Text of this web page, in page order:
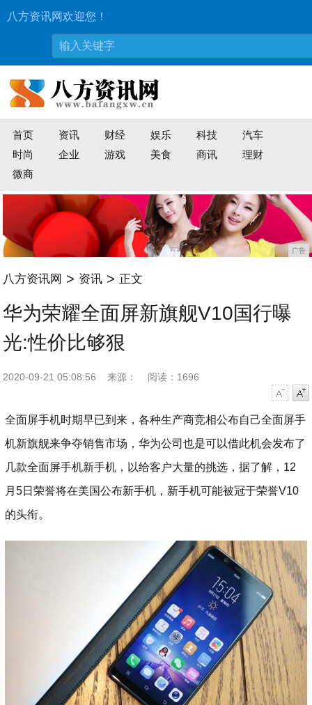
八方资讯网欢迎您！
首页 资讯 财经 娱乐 科技
汽车
时尚
企业 游戏 美食 商讯
理财
微商
广告
八方资讯网 > 资讯 > 正文
华为荣耀全面屏新旗舰V10国行曝
光:性价比够狠
2020-09-21 05:08:56 来源：
阅读：1696
全面屏手机时期早已到来，各种生产商竞相公布自己全面屏手
机新旗舰来争夺销售市场，华为公司也是可以借此机会发布了
几款全面屏手机新手机，以给客户大量的挑选，据了解，12
月5日荣誉将在美国公布新手机，新手机可能被冠于荣誉V10
的头衔。